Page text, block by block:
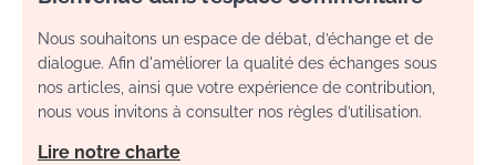
Nous souhaitons un espace de débat, d’échange et de
dialogue. Afin d'améliorer la qualité des échanges sous
nos articles, ainsi que votre expérience de contribution,
nous vous invitons à consulter nos règles d’utilisation.
Lire notre charte